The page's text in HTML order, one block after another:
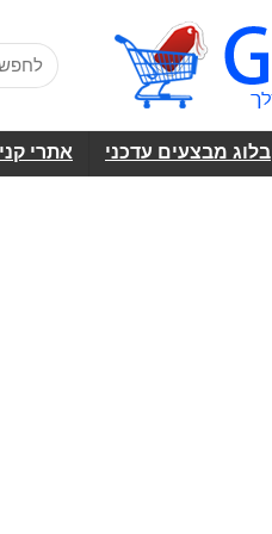
בלוג מבצעים עדכני אתרי